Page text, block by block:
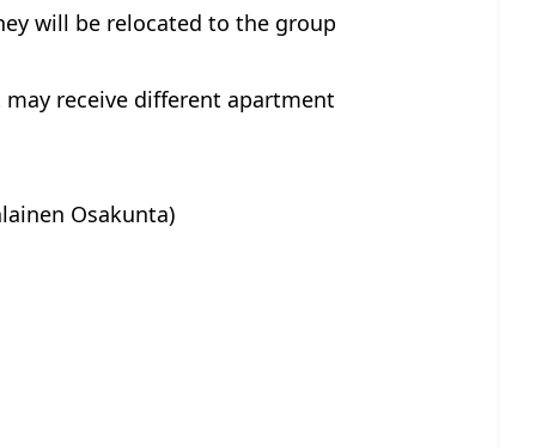
will be relocated to the group
receive different apartment
Osakunta)